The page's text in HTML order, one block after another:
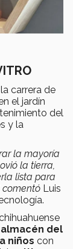
carrera de
el jardín
del
y la
la mayoría
la tierra,
lista para
comentó Luis
del
niños con